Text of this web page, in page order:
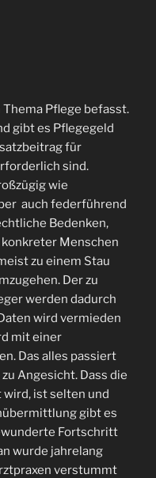
Pflege befasst.
gibt es Pflegegeld
für
sind.
wie
auch federführend
Bedenken,
Menschen
zu einem Stau
Der zu
werden dadurch
wird vermieden
mit einer
Das alles passiert
Angesicht. Dass die
ist selten und
gibt es
Fortschritt
wurde jahrelang
verstummt